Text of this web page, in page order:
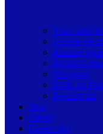
Toate
Viziune de
Resurse
Politici
Dialoguri
Profil de
Podcast-uri
Stiri
Oferte
Despre noi